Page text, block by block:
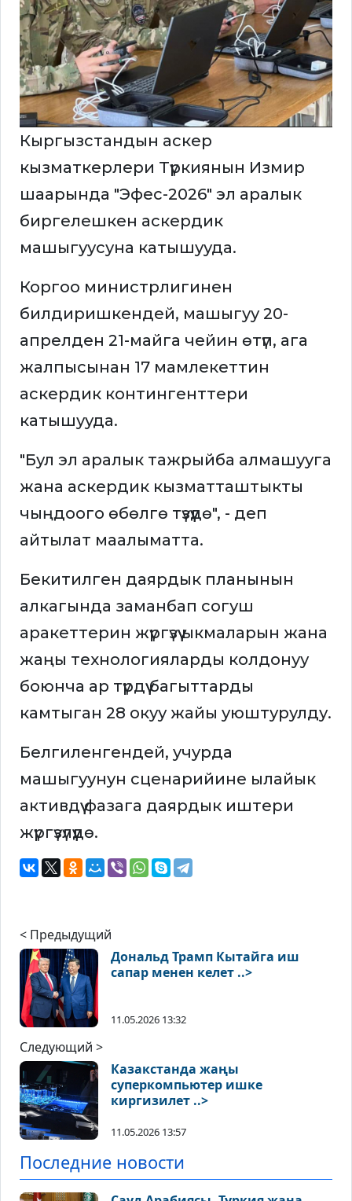
Кыргызстандын аскер
кызматкерлери Түркиянын Измир
шаарында "Эфес-2026" эл аралык
биргелешкен аскердик
машыгуусуна катышууда.
Коргоо министрлигинен
билдиришкендей, машыгуу 20-
апрелден 21-майга чейин өтүп, ага
жалпысынан 17 мамлекеттин
аскердик контингенттери
катышууда.
"Бул эл аралык тажрыйба алмашууга
жана аскердик кызматташтыкты
чыңдоого өбөлгө түзүүдө", - деп
айтылат маалыматта.
Бекитилген даярдык планынын
алкагында заманбап согуш
аракеттерин жүргүзүү ыкмаларын жана
жаңы технологияларды колдонуу
боюнча ар түрдүү багыттарды
камтыган 28 окуу жайы уюштурулду.
Белгиленгендей, учурда
машыгуунун сценарийине ылайык
активдүү фазага даярдык иштери
жүргүзүлүүдө.
< Предыдущий
Дональд Трамп Кытайга иш
сапар менен келет ..>
11.05.2026 13:32
Следующий >
Казакстанда жаңы
суперкомпьютер ишке
киргизилет ..>
11.05.2026 13:57
Последние новости